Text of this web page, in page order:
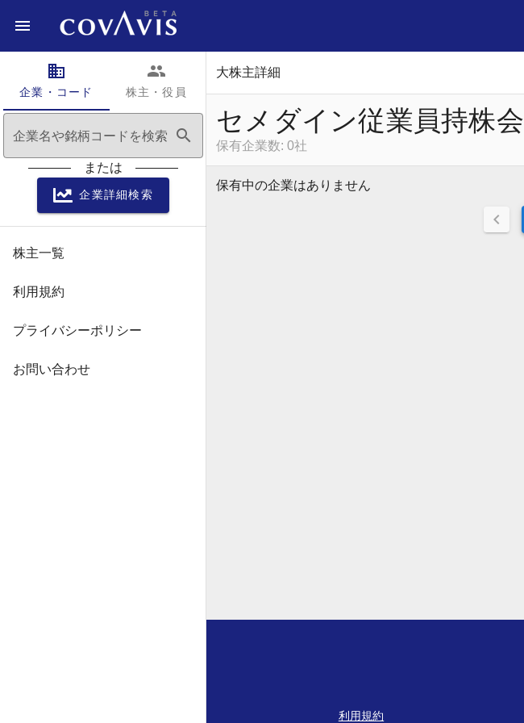
企業・コード
domain
株主・役員
people
企業名や銘柄コードを検索 search
または
企業詳細検索
株主一覧
利用規約
プライバシーポリシー
お問い合わせ
大株主詳細
セメダイン従業員持株会
保有企業数: 0社
保有中の企業はありません
利用規約